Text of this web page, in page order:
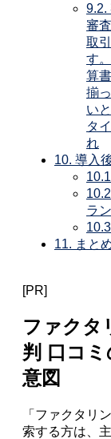
9.2.
審
取
す
算
揃
い
タ
れ
10. 導入
ラ
11. まと
[PR]
ファクタ
判 口コ
意図
「ファクタリ
索する方は、